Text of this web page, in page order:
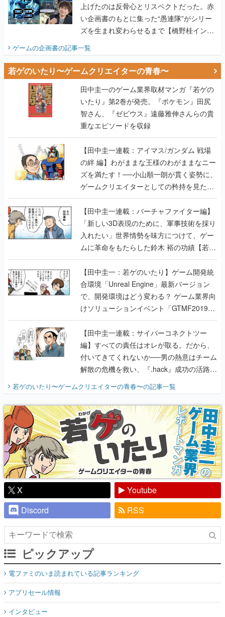
上げたのは反骨心とリスペクトだった。赤
い企画書のもとに集った“愚連隊”がシリー
ズを生まれ変わらせるまで【橋野桂インタ
ビュー】
ゲームの企画書の記事一覧
若ゲのいたり〜ゲームクリエイターの青春〜
田中圭一のゲーム業界取材マンガ『若ゲの
いたり』第2巻が発売。『ポケモン』田尻
智さん、『ゼビウス』遠藤雅伸さんらの貴
重なエピソードを収録
【田中圭一連載：アイマス/ガンダム 戦場
の絆 編】わがままな王様のわがままなニー
ズを満たす！──小山順一朗が貫く姿勢に、
ゲームクリエイターとしての矜持を見た
【若ゲのいたり最終回】
【田中圭一連載：バーチャファイター編】
「新しい3D表現のために、軍事技術を採り
入れたい」世界情勢を味方につけて、ゲー
ムに革命をもたらした鈴木 裕の功績【若ゲ
のいたり】
【田中圭一：若ゲのいたり】ゲーム開発統
合環境「Unreal Engine」最新バージョン
で、開発環境はどう変わる？ ゲーム業界向
けソリューションイベント「GTMF2019」
に行って、より理解を深めよう【PR】
【田中圭一連載：サイバーコネクトツー
編】すべての責任はオレが取る。だから、
付いてきてくれないか──男の熱意はチーム
解散の危機を救い、『.hack』成功の活路を
開く。業界の快男児・松山 洋に流れる血は
『少年ジャンプ』色だった【若ゲのいた
り】
若ゲのいたり〜ゲームクリエイターの青春〜の記事一覧
X
Youtube
Discord
RSS
ピックアップ
電ファミのいま読まれている記事ランキング
アプリセール情報
インタビュー